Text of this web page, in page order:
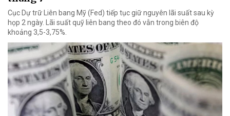
Cục Dự trữ Liên bang Mỹ (Fed) tiếp tục giữ nguyên lãi suất sau kỳ
họp 2 ngày. Lãi suất quỹ liên bang theo đó vẫn trong biên độ
khoảng 3,5-3,75%.